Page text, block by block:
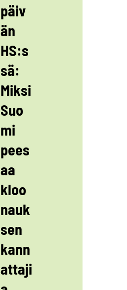
päiv
än
HS:s
sä:
Miksi
Suo
mi
pees
aa
kloo
nauk
sen
kann
attaji